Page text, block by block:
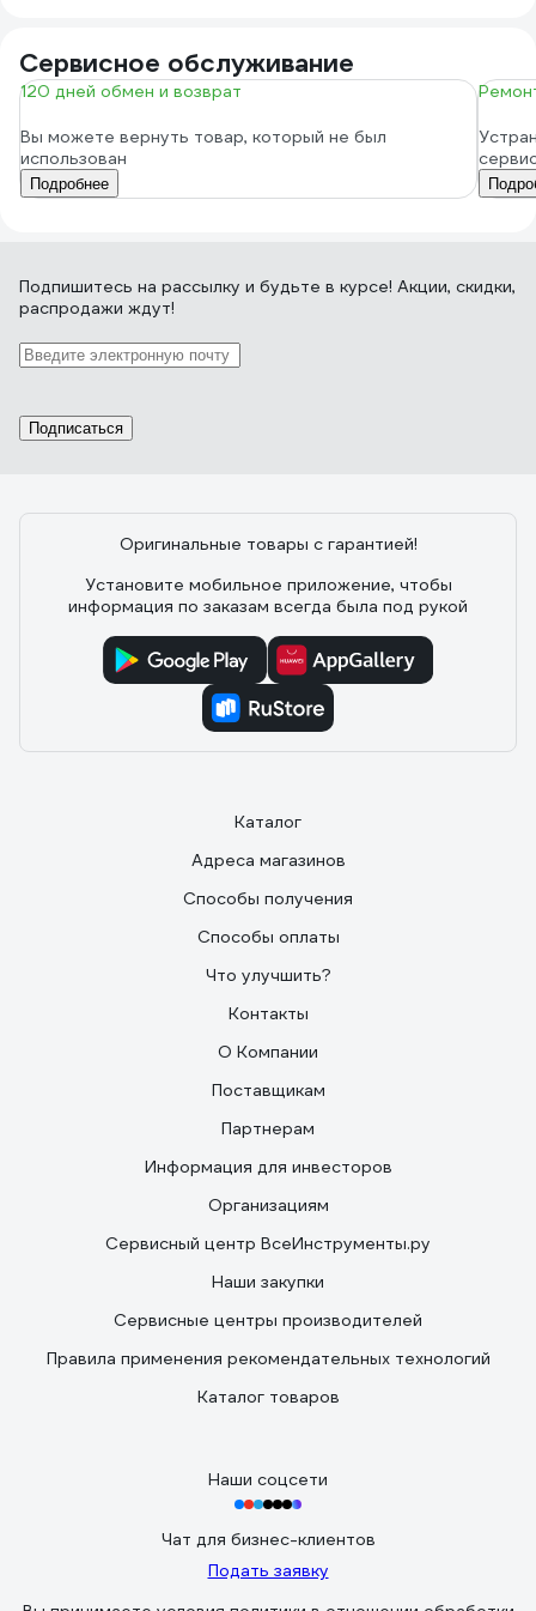
Сервисное обслуживание
120 дней обмен и возврат
Вы можете вернуть товар, который не был
использован
Подробнее
Подпишитесь на рассылку и будьте в курсе! Акции, скидки,
распродажи ждут!
Подписаться
Оригинальные товары с гарантией!
Установите мобильное приложение, чтобы
информация по заказам всегда была под рукой
Каталог
Адреса магазинов
Способы получения
Способы оплаты
Что улучшить?
Контакты
О Компании
Поставщикам
Партнерам
Информация для инвесторов
Организациям
Сервисный центр ВсеИнструменты.ру
Наши закупки
Сервисные центры производителей
Правила применения рекомендательных технологий
Каталог товаров
Наши соцсети
Чат для бизнес-клиентов
Подать заявку